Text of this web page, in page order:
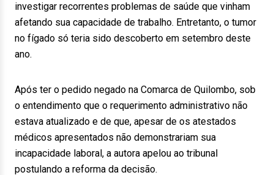
investigar recorrentes problemas de saúde que vinham
afetando sua capacidade de trabalho. Entretanto, o tumor
no fígado só teria sido descoberto em setembro deste
ano.
Após ter o pedido negado na Comarca de Quilombo, sob
o entendimento que o requerimento administrativo não
estava atualizado e de que, apesar de os atestados
médicos apresentados não demonstrariam sua
incapacidade laboral, a autora apelou ao tribunal
postulando a reforma da decisão.